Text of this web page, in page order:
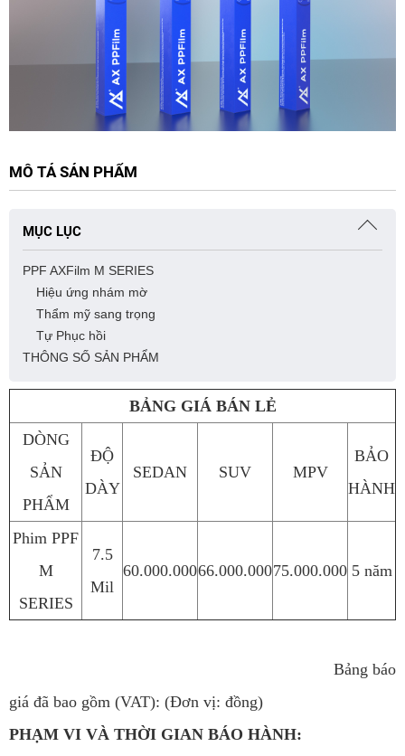
MÔ TẢ SẢN PHẨM
MỤC LỤC
PPF AXFilm M SERIES
Hiệu ứng nhám mờ
Thẩm mỹ sang trọng
Tự Phục hồi
THÔNG SỐ SẢN PHẨM
BẢNG GIÁ BÁN LẺ
DÒNG
SẢN
PHẨM
ĐỘ
DÀY
SEDAN SUV MPV
BẢO
HÀNH
Phim PPF
M
SERIES
7.5
Mil
60.000.00066.000.00075.000.000 5 năm
Bảng báo
giá đã bao gồm (VAT): (Đơn vị: đồng)
PHẠM VI VÀ THỜI GIAN BÁO HÀNH: